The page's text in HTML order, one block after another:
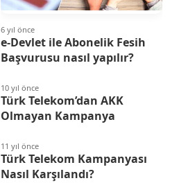
6 yıl önce
e-Devlet ile Abonelik Fesih
Başvurusu nasıl yapılır?
10 yıl önce
Türk Telekom’dan AKK
Olmayan Kampanya
11 yıl önce
Türk Telekom Kampanyası
Nasıl Karşılandı?